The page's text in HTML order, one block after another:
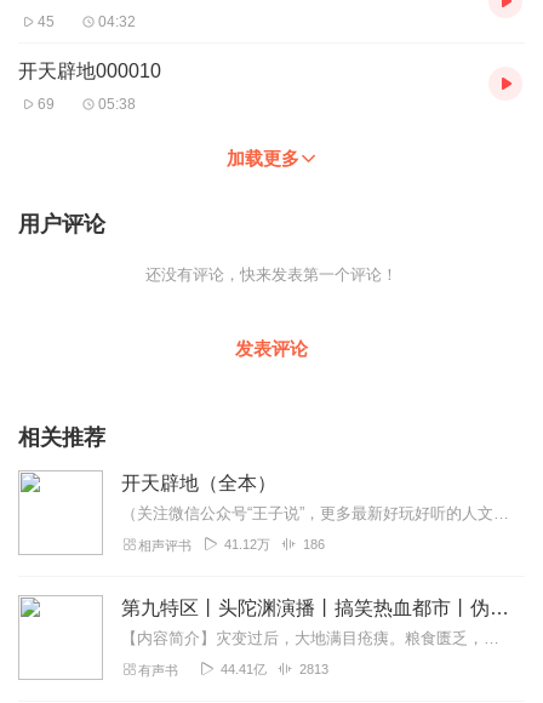
45 04:32
开天辟地000010
69 05:38
加载更多
用户评论
还没有评论，快来发表第一个评论！
发表评论
相关推荐
开天辟地（全本）
（关注微信公众号“王子说”，更多最新好玩好听的人文、历史、评书节目天天更新）历史评书《开天辟地》是著名评书家王封臣根据著名编剧、作家黄亚洲先生历史小说《建党伟...
相声评书 41.12万 186
第九特区丨头陀渊演播丨搞笑热血都市丨伪戒丨VIP免费多人有声剧
【内容简介】灾变过后，大地满目疮痍。粮食匮乏，资源紧俏，局势混乱……一位从待规划区杀出来的青年，背对着漫天黄沙，孤身来到九区谋生，却不曾想偶然结识三五好友，一念...
有声书 44.41亿 2813